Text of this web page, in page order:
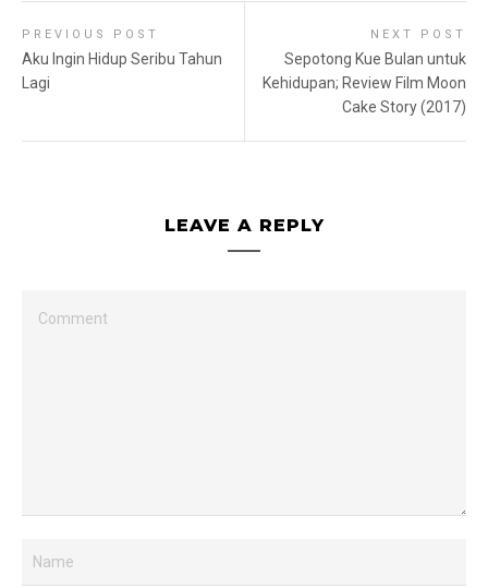
PREVIOUS POST
Aku Ingin Hidup Seribu Tahun
Lagi
NEXT POST
Sepotong Kue Bulan untuk
Kehidupan; Review Film Moon
Cake Story (2017)
LEAVE A REPLY